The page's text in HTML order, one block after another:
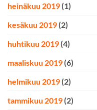
heinäkuu 2019 (1)
kesäkuu 2019 (2)
huhtikuu 2019 (4)
maaliskuu 2019 (6)
helmikuu 2019 (2)
tammikuu 2019 (2)